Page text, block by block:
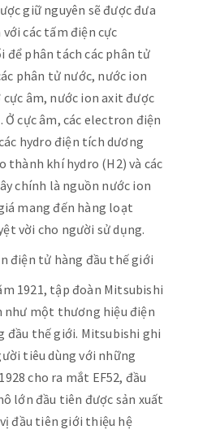
giữ nguyên sẽ được đưa
các tấm điện cực
để phân tách các phân tử
phân tử nước, nước ion
âm, nước ion axit được
Ở cực âm, các electron điện
hydro điện tích dương
thành khí hydro (H2) và các
chính là nguồn nước ion
mang đến hàng loạt
vời cho người sử dụng.
điện tử hàng đầu thế giới
1921, tập đoàn Mitsubishi
như một thương hiệu điện
đầu thế giới. Mitsubishi ghi
tiêu dùng với những
cho ra mắt EF52, đầu
lớn đầu tiên được sản xuất
đầu tiên giới thiệu hệ